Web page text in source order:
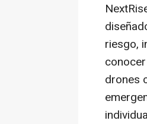
riesgo,
drones